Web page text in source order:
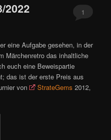
2022 1
eine Aufgabe gesehen, in der
Märchenretro das inhaltliche
euch eine Beweispartie
das ist der erste Preis aus
von
StrateGems 2012,